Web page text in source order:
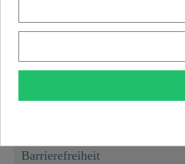
Zahlungmöglichkeiten
Barrierefreiheit